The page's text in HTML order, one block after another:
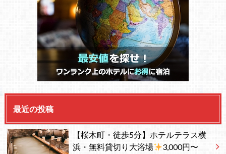
最近の投稿
【桜木町・徒歩5分】ホテルテラス横
浜・無料貸切り大浴場
3,000円〜